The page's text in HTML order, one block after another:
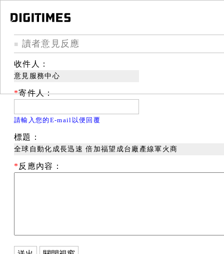
■ 讀者意見反應
收件人：
意見服務中心
*寄件人：
請輸入您的E-mail以便回覆
標題：
全球自動化成長迅速 倍加福望成台廠產線軍火商
* 反應內容：